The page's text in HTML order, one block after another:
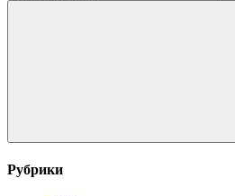
Рубрики